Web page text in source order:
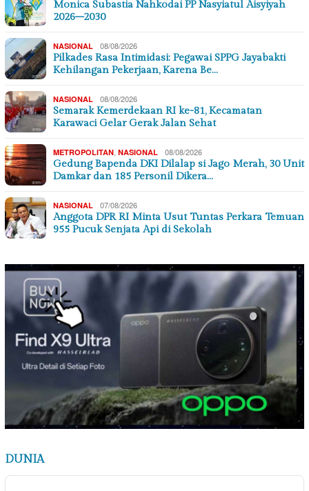
Monica Subastia Nahkodai PP Nasyiatul Aisyiyah
2026–2030
NASIONAL 08/08/2026
Pilkades Rasa Intimidasi: Pegawai SPPG Jayabakti
Kehilangan Pekerjaan, Karena Be…
NASIONAL 08/08/2026
Semarak Kemerdekaan RI ke-81, Kecamatan
Karawaci Gelar Gerak Jalan Sehat
METROPOLITAN NASIONAL 08/08/2026
Gedung Bapenda DKI Dilalap si Jago Merah, 30 Unit
Damkar dan 185 Personil Dikera…
NASIONAL 07/08/2026
Anggota DPR RI Minta Usut Tuntas Perkara Temuan
955 Pucuk Senjata Api di Sekolah
DUNIA